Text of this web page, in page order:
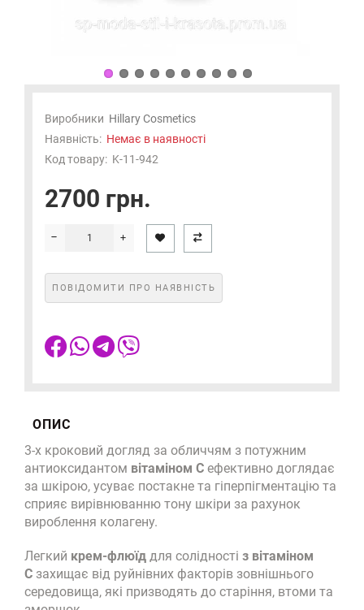
Виробники Hillary Cosmetics
Наявність: Немає в наявності
Код товару: K-11-942
2700 грн.
ПОВІДОМИТИ ПРО НАЯВНІСТЬ
ОПИС
3-х кроковий догляд за обличчям з потужним
антиоксидантом вітаміном С ефективно доглядає
за шкірою, усуває постакне та гіперпігментацію та
сприяє вирівнюванню тону шкіри за рахунок
вироблення колагену.
Легкий крем-флюїд для солідності з вітаміном
С захищає від руйнівних факторів зовнішнього
середовища, які призводять до старіння, втоми та